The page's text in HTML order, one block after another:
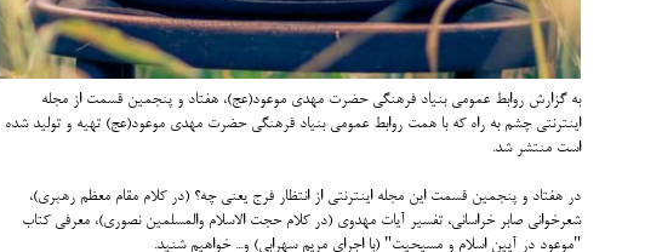
به گزارش روابط عمومی بنیاد فرهنگی حضرت مهدی موعود(عج)، هفتاد و پنجمین قسمت از مجله
اینترنتی چشم به راه که با همت روابط عمومی بنیاد فرهنگی حضرت مهدی موعود(عج) تهیه و تولید شده
است منتشر شد.
در هفتاد و پنجمین قسمت این مجله اینترنتی از انتظار فرج یعنی چه؟ (در کلام مقام معظم رهبری)،
شعرخوانی صابر خراسانی، تفسیر آیات مهدوی (در کلام حجت الاسلام والمسلمین نصوری)، معرفی کتاب
"موعود در آیین اسلام و مسیحیت" (با اجرای مریم سهرابی) و... خواهیم شنید.